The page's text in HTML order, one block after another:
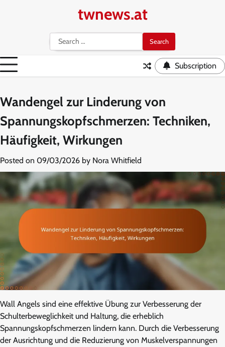
twnews.at
Search
for:
Subscription
Wandengel zur Linderung von
Spannungskopfschmerzen: Techniken,
Häufigkeit, Wirkungen
Posted on 09/03/2026 by Nora Whitfield
Wall Angels sind eine effektive Übung zur Verbesserung der
Schulterbeweglichkeit und Haltung, die erheblich
Spannungskopfschmerzen lindern kann. Durch die Verbesserung
der Ausrichtung und die Reduzierung von Muskelverspannungen